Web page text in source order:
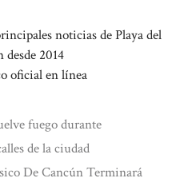
noticias de Playa del
desde 2014
oficial en línea
fuego durante
de la ciudad
De Cancún Terminará